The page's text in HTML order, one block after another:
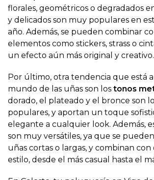
florales, geométricos o degradados
y delicados son muy populares en
año. Además, se pueden combinar
elementos como stickers, strass o
un efecto aún más original y creativo.
Por último, otra tendencia que está
mundo de las uñas son los tonos
dorado, el plateado y el bronce son
populares, y aportan un toque
elegante a cualquier look. Además,
son muy versátiles, ya que se
uñas cortas o largas, y combinan
estilo, desde el más casual hasta el